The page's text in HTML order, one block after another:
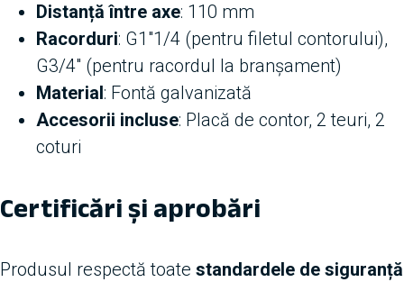
Distanță între axe: 110 mm
Racorduri: G1″1/4 (pentru filetul contorului),
G3/4″ (pentru racordul la branșament)
Material : Fontă galvanizată
Accesorii incluse: Placă de contor, 2 teuri, 2
coturi
Certificări și aprobări
Produsul respectă toate standardele de siguranță